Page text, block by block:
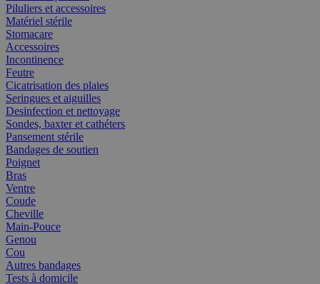
Piluliers et accessoires
Matériel stérile
Stomacare
Accessoires
Incontinence
Feutre
Cicatrisation des plaies
Seringues et aiguilles
Desinfection et nettoyage
Sondes, baxter et cathéters
Pansement stérile
Bandages de soutien
Poignet
Bras
Ventre
Coude
Cheville
Main-Pouce
Genou
Cou
Autres bandages
Tests à domicile